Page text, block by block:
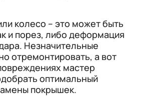
колесо – это может быть
и порез, либо деформация
Незначительные
отремонтировать, а вот
мастер
оптимальный
покрышек.